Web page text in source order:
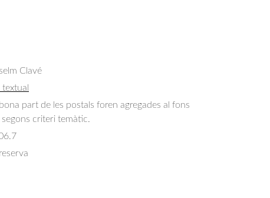
Clavé
part de les postals foren agregades al fons
criteri temàtic.